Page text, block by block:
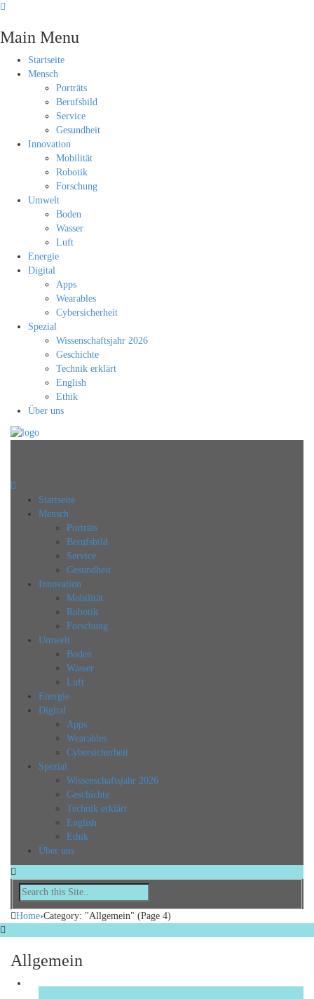
Main Menu
Startseite
Mensch
Porträts
Berufsbild
Service
Gesundheit
Innovation
Mobilität
Robotik
Forschung
Umwelt
Boden
Wasser
Luft
Energie
Digital
Apps
Wearables
Cybersicherheit
Spezial
Wissenschaftsjahr 2026
Geschichte
Technik erklärt
English
Ethik
Über uns
Startseite
Mensch
Porträts
Berufsbild
Service
Gesundheit
Innovation
Mobilität
Robotik
Forschung
Umwelt
Boden
Wasser
Luft
Energie
Digital
Apps
Wearables
Cybersicherheit
Spezial
Wissenschaftsjahr 2026
Geschichte
Technik erklärt
English
Ethik
Über uns
Home›Category: "Allgemein" (Page 4)
Allgemein